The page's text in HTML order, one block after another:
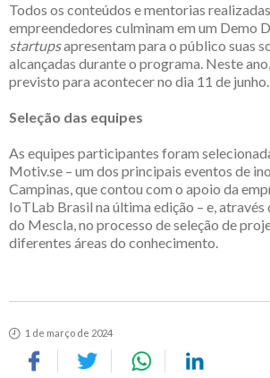
Todos os conteúdos e mentorias
empreendedores culminam em um Demo
startupsapresentam para o público suas
alcançadas durante o programa. Neste
previsto para acontecer no dia 11 de junho.
Seleção das equipes
As equipes participantes foram
Motiv.se – um dos principais eventos de
Campinas, que contou com o apoio da
IoTLab Brasil na última edição – e,
do Mescla, no processo de seleção de
diferentes áreas do conhecimento.
1 de março de 2024